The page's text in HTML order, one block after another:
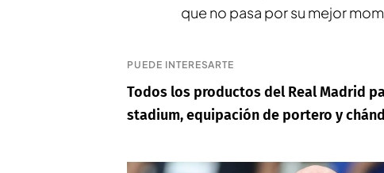
que no pasa por su mejor
PUEDE INTERESARTE
Todos los productos del Real Madrid
stadium, equipación de portero y